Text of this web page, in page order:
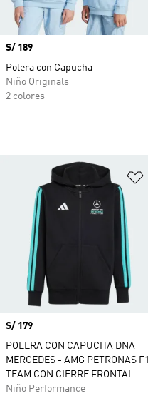
Precio
S/ 189
Polera con Capucha
Niño Originals
2 colores
Precio
S/ 179
POLERA CON CAPUCHA DNA
MERCEDES - AMG PETRONAS F1
TEAM CON CIERRE FRONTAL
Niño Performance